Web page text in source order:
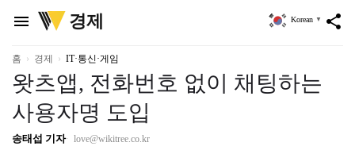
menu
위
키
리
경제 share
Korean ▼
홈 경제 IT·통신·게임
왓츠앱, 전화번호 없이 채팅하는
사용자명 도입
송태섭 기자 love@wikitree.co.kr